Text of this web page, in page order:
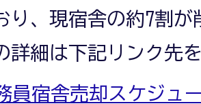
り、現宿舎の約7割
詳細は下記リンク先
員宿舎売却スケジュ